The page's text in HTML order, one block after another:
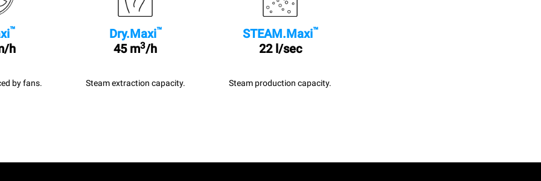
™
h
by fans.
Dry.Maxi™
45 m3/h
Steam extraction capacity.
STEAM.Maxi™
22 l/sec
Steam production capacity.